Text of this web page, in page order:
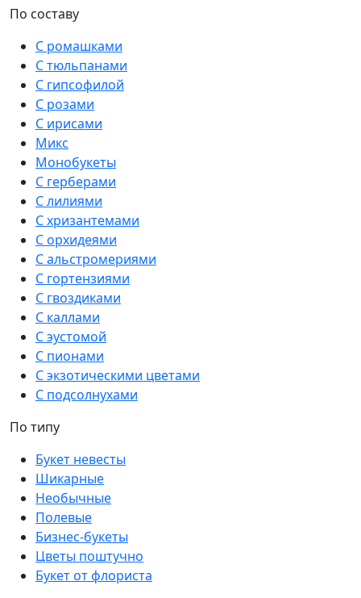
По составу
С ромашками
С тюльпанами
С гипсофилой
С розами
С ирисами
Микс
Монобукеты
С герберами
С лилиями
С хризантемами
С орхидеями
С альстромериями
С гортензиями
С гвоздиками
С каллами
С эустомой
С пионами
С экзотическими цветами
С подсолнухами
По типу
Букет невесты
Шикарные
Необычные
Полевые
Бизнес-букеты
Цветы поштучно
Букет от флориста